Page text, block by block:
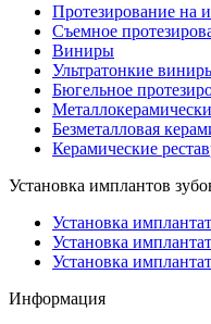
Протезирование на
Съемное
Виниры
Ультратонкие
Бюгельное
Безметалловая
Керамические
Установка имплантов
Установка
Установка
Установка
Информация